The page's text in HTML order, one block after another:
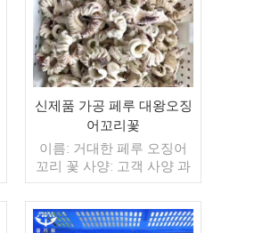
자마자 TT / С확인된 취소
불가능한 LC 배송: 입금 확
인 후 20일 이내 원산지: 중
국 브랜드: 푸 완 행
신제품 가공 페루 대왕오징
어꼬리꽃
이름: 거대한 페루 오징어
꼬리 꽃 사양: 고객 사양 과
정: 삶은,컷 유약: BQF 40%
(맞춤형) 포장: 1kg / 가방,
10kg / 짠 가방 (맞춤형) 판